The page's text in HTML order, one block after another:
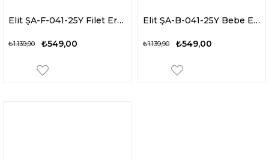
Elit ŞA-F-041-25Y Filet Erkek Çocuk Düz Sandalet Siyah
₺549,00
₺1.139,90
Elit ŞA-B-041-25Y Bebe Erkek Çocuk Düz Sandalet Lacivert - Gri
₺549,00
₺1.139,90